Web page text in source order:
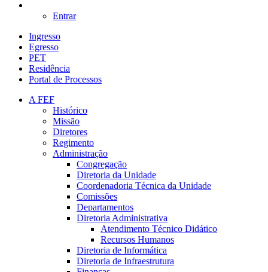
Entrar
Ingresso
Egresso
PET
Residência
Portal de Processos
A FEF
Histórico
Missão
Diretores
Regimento
Administração
Congregação
Diretoria da Unidade
Coordenadoria Técnica da Unidade
Comissões
Departamentos
Diretoria Administrativa
Atendimento Técnico Didático
Recursos Humanos
Diretoria de Informática
Diretoria de Infraestrutura